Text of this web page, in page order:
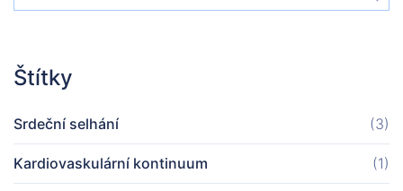
Štítky
Srdeční selhání (3)
Kardiovaskulární kontinuum (1)